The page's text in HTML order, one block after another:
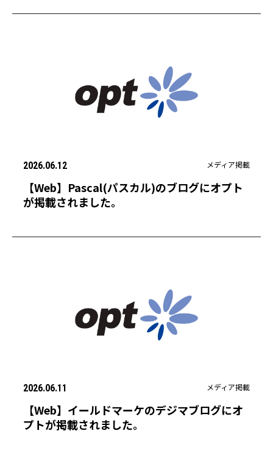
2026.06.12 メディア掲載
【Web】Pascal(パスカル)のブログにオプト
が掲載されました。
2026.06.11 メディア掲載
【Web】イールドマーケのデジマブログにオ
プトが掲載されました。